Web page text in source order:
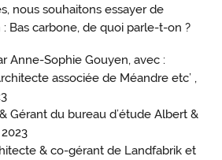
nous souhaitons essayer de
Bas carbone, de quoi parle-t-on ?
Anne-Sophie Gouyen, avec :
associée de Méandre etc’ ,
Gérant du bureau d’étude Albert &
& co-gérant de Landfabrik et